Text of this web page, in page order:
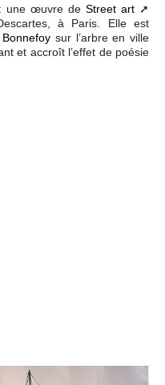
une œuvre de Street art
à Paris. Elle est
sur l’arbre en ville
et accroît l’effet de poésie